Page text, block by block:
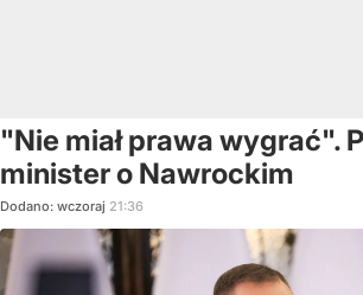
"Nie miał prawa wygrać".
minister o Nawrockim
Dodano: wczoraj 21:36